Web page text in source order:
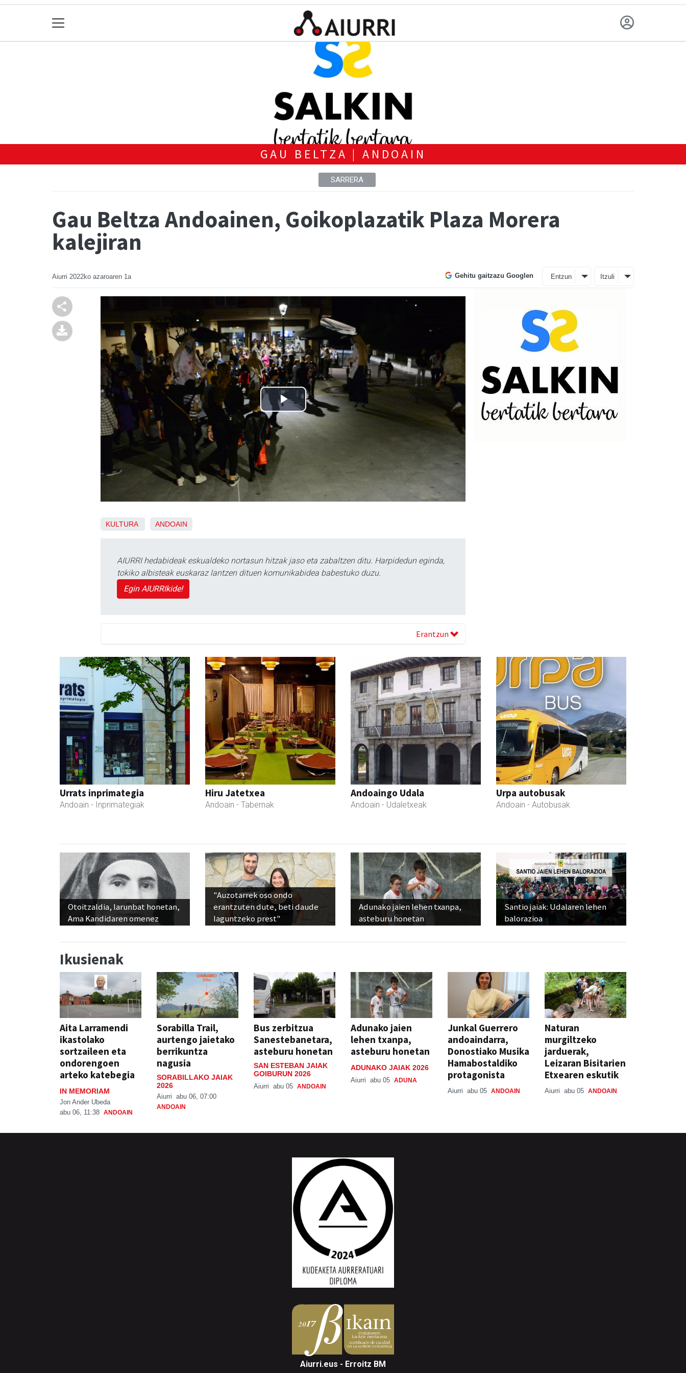
GAU BELTZA | ANDOAIN
SARRERA
Gau Beltza Andoainen, Goikoplazatik Plaza Morera
kalejiran
Aiurri 2022ko azaroaren 1a Gehitu gaitzazu Googlen Entzun Itzuli
KULTURA ANDOAIN
AIURRI hedabideak eskualdeko nortasun hitzak jaso eta zabaltzen ditu. Harpidedun eginda,
tokiko albisteak euskaraz lantzen dituen komunikabidea babestuko duzu.
Egin AIURRIkide!
Erantzun
Urrats inprimategia
Andoain - Inprimategiak
Hiru Jatetxea
Andoain - Tabernak
Andoaingo Udala
Andoain - Udaletxeak
Urpa autobusak
Andoain - Autobusak
Otoitzaldia, larunbat honetan,
Ama Kandidaren omenez
"Auzotarrek oso ondo
erantzuten dute, beti daude
laguntzeko prest"
Adunako jaien lehen txanpa,
asteburu honetan
Santio jaiak: Udalaren lehen
balorazioa
Ikusienak
Aita Larramendi
ikastolako
sortzaileen eta
ondorengoen
arteko katebegia
IN MEMORIAM
Jon Ander Ubeda
abu 06, 11:38 ANDOAIN
Sorabilla Trail,
aurtengo jaietako
berrikuntza
nagusia
SORABILLAKO JAIAK
2026
Aiurri abu 06, 07:00
ANDOAIN
Bus zerbitzua
Sanestebanetara,
asteburu honetan
SAN ESTEBAN JAIAK
GOIBURUN 2026
Aiurri abu 05 ANDOAIN
Adunako jaien
lehen txanpa,
asteburu honetan
ADUNAKO JAIAK 2026
Aiurri abu 05 ADUNA
Junkal Guerrero
andoaindarra,
Donostiako Musika
Hamabostaldiko
protagonista
Aiurri abu 05 ANDOAIN
Naturan
murgiltzeko
jarduerak,
Leizaran Bisitarien
Etxearen eskutik
Aiurri abu 05 ANDOAIN
Aiurri.eus - Erroitz BM